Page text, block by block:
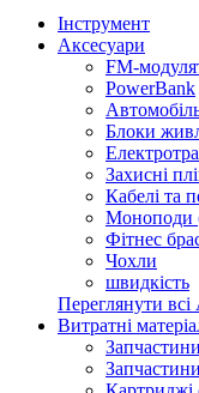
Інструмент
Аксесуари
FM-
PowerBank
Блоки
Захисні
Кабелі та
Моноподи
Фітнес
Чохли
швидкість
Переглянути всі
Витратні